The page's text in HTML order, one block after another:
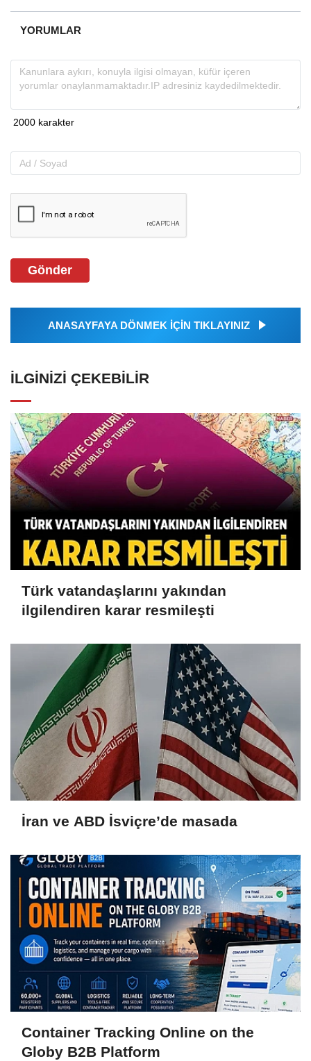
YORUMLAR
Gönder
ANASAYFAYA DÖNMEK İÇİN TIKLAYINIZ
İLGINIZI ÇEKEBILIR
Türk vatandaşlarını yakından
ilgilendiren karar resmileşti
İran ve ABD İsviçre’de masada
Container Tracking Online on the
Globy B2B Platform